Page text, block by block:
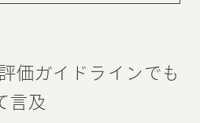
価ガイドラインでも
言及